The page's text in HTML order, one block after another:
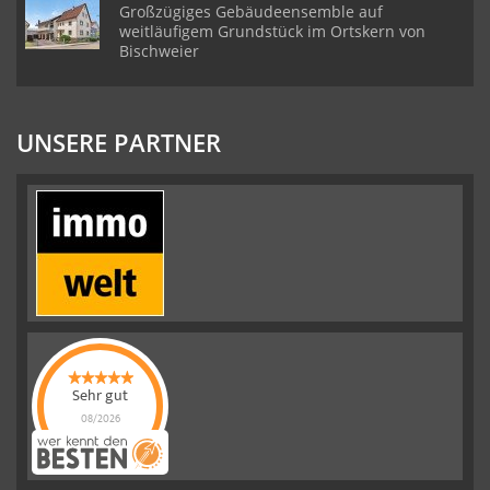
Großzügiges Gebäudeensemble auf
weitläufigem Grundstück im Ortskern von
Bischweier
UNSERE PARTNER
Sehr gut
08/2026
Emslander
Immobilien GMBH